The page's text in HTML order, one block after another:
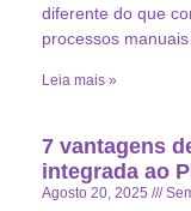
diferente do que
processos
Leia mais »
7 vantagens
integrada ao
Agosto 20, 2025